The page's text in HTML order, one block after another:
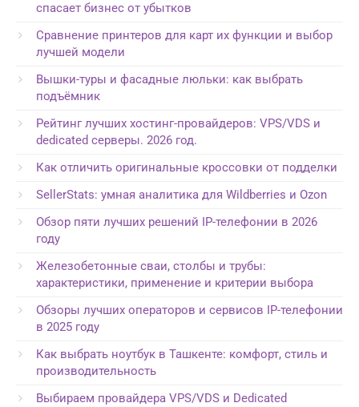
спасает бизнес от убытков
Сравнение принтеров для карт их функции и выбор
лучшей модели
Вышки-туры и фасадные люльки: как выбрать
подъёмник
Рейтинг лучших хостинг-провайдеров: VPS/VDS и
dedicated серверы. 2026 год.
Как отличить оригинальные кроссовки от подделки
SellerStats: умная аналитика для Wildberries и Ozon
Обзор пяти лучших решений IP-телефонии в 2026
году
Железобетонные сваи, столбы и трубы:
характеристики, применение и критерии выбора
Обзоры лучших операторов и сервисов IP-телефонии
в 2025 году
Как выбрать ноутбук в Ташкенте: комфорт, стиль и
производительность
Выбираем провайдера VPS/VDS и Dedicated